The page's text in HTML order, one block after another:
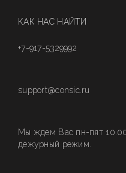
КАК НАС НАЙТИ
+7-917-5329992
support@consic.ru
Мы ждем Вас пн-пят
дежурный режим.